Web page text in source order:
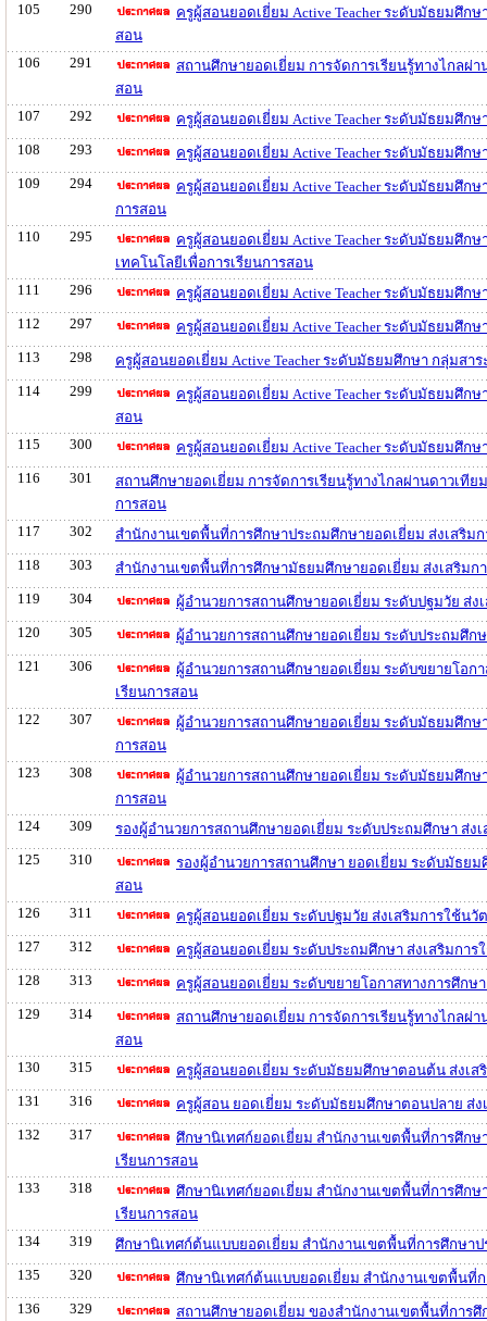
105
290
ครูผู้สอนยอดเยี่ยม Active Teacher ระดับมัธยมศึก
สอน
106
291
สถานศึกษายอดเยี่ยม การจัดการเรียนรู้ทางไกลผ่
สอน
107
292
ครูผู้สอนยอดเยี่ยม Active Teacher ระดับมัธยมศึ
108
293
ครูผู้สอนยอดเยี่ยม Active Teacher ระดับมัธยมศึก
109
294
ครูผู้สอนยอดเยี่ยม Active Teacher ระดับมัธยมศึก
การสอน
110
295
ครูผู้สอนยอดเยี่ยม Active Teacher ระดับมัธยมศึ
เทคโนโลยีเพื่อการเรียนการสอน
111
296
ครูผู้สอนยอดเยี่ยม Active Teacher ระดับมัธยมศึก
112
297
ครูผู้สอนยอดเยี่ยม Active Teacher ระดับมัธยมศึก
113
298
ครูผู้สอนยอดเยี่ยม Active Teacher ระดับมัธยมศึกษา กลุ่มส
114
299
ครูผู้สอนยอดเยี่ยม Active Teacher ระดับมัธยมศึก
สอน
115
300
ครูผู้สอนยอดเยี่ยม Active Teacher ระดับมัธยมศึ
116
301
สถานศึกษายอดเยี่ยม การจัดการเรียนรู้ทางไกลผ่านดาวเที
การสอน
117
302
สำนักงานเขตพื้นที่การศึกษาประถมศึกษายอดเยี่ยม ส่งเสริม
118
303
สำนักงานเขตพื้นที่การศึกษามัธยมศึกษายอดเยี่ยม ส่งเสริมก
119
304
ผู้อำนวยการสถานศึกษายอดเยี่ยม ระดับปฐมวัย ส่ง
120
305
ผู้อำนวยการสถานศึกษายอดเยี่ยม ระดับประถมศึก
121
306
ผู้อำนวยการสถานศึกษายอดเยี่ยม ระดับขยายโอก
เรียนการสอน
122
307
ผู้อำนวยการสถานศึกษายอดเยี่ยม ระดับมัธยมศึกษ
การสอน
123
308
ผู้อำนวยการสถานศึกษายอดเยี่ยม ระดับมัธยมศึกษ
การสอน
124
309
รองผู้อำนวยการสถานศึกษายอดเยี่ยม ระดับประถมศึกษา ส่ง
125
310
รองผู้อำนวยการสถานศึกษา ยอดเยี่ยม ระดับมัธยม
สอน
126
311
ครูผู้สอนยอดเยี่ยม ระดับปฐมวัย ส่งเสริมการใช้น
127
312
ครูผู้สอนยอดเยี่ยม ระดับประถมศึกษา ส่งเสริมกา
128
313
ครูผู้สอนยอดเยี่ยม ระดับขยายโอกาสทางการศึกษ
129
314
สถานศึกษายอดเยี่ยม การจัดการเรียนรู้ทางไกลผ่
สอน
130
315
ครูผู้สอนยอดเยี่ยม ระดับมัธยมศึกษาตอนต้น ส่งเส
131
316
ครูผู้สอน ยอดเยี่ยม ระดับมัธยมศึกษาตอนปลาย ส่ง
132
317
ศึกษานิเทศก์ยอดเยี่ยม สำนักงานเขตพื้นที่การศึกษ
เรียนการสอน
133
318
ศึกษานิเทศก์ยอดเยี่ยม สำนักงานเขตพื้นที่การศึกษ
เรียนการสอน
134
319
ศึกษานิเทศก์ต้นแบบยอดเยี่ยม สำนักงานเขตพื้นที่การศึกษา
135
320
ศึกษานิเทศก์ต้นแบบยอดเยี่ยม สำนักงานเขตพื้นที่
136
329
สถานศึกษายอดเยี่ยม ของสำนักงานเขตพื้นที่การศึ